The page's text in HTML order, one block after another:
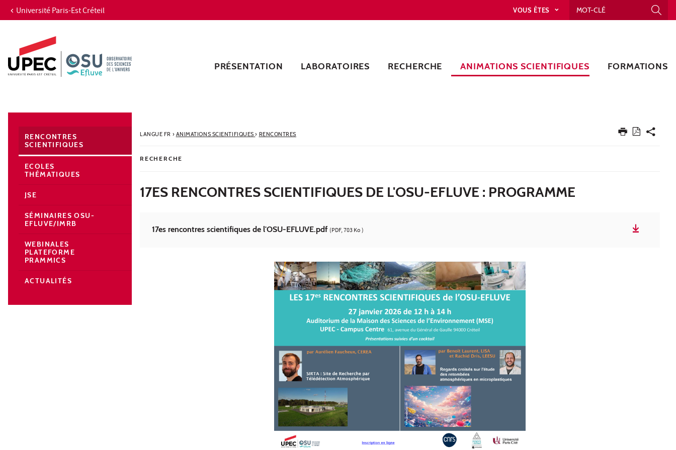
Aller au contenu
Accès directs
Recherche
Navigation secondaire
Université Paris-Est Créteil VOUS ÊTES
PRÉSENTATION LABORATOIRES RECHERCHE ANIMATIONS SCIENTIFIQUES FORMATIONS
LANGUE FR › ANIMATIONS SCIENTIFIQUES› RENCONTRES
RECHERCHE
17ES RENCONTRES SCIENTIFIQUES DE L'OSU-EFLUVE : PROGRAMME
17es rencontres scientifiques de l'OSU-EFLUVE.pdf (PDF, 703 Ko )
RENCONTRES
SCIENTIFIQUES
ECOLES
THÉMATIQUES
JSE
SÉMINAIRES OSU-
EFLUVE/IMRB
WEBINALES
PLATEFORME
PRAMMICS
ACTUALITÉS